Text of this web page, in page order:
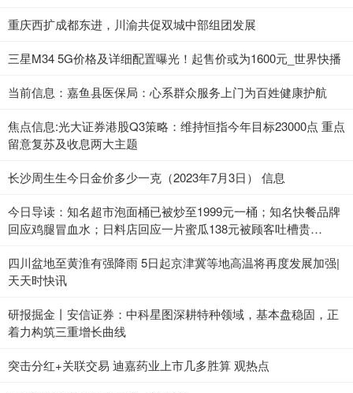
重庆西扩成都东进，川渝共促双城中部组团发展
三星M34 5G价格及详细配置曝光！起售价或为1600元_世界快播
当前信息：嘉鱼县医保局：心系群众服务上门为百姓健康护航
焦点信息:光大证券港股Q3策略：维持恒指今年目标23000点 重点
留意复苏及收息两大主题
长沙周生生今日金价多少一克（2023年7月3日） 信息
今日导读：知名超市泡面桶已被炒至1999元一桶；知名快餐品牌
回应鸡腿冒血水；日料店回应一片蜜瓜138元被顾客吐槽贵
四川盆地至黄淮有强降雨 5日起京津冀等地高温将再度发展加强|
天天时快讯
研报掘金丨安信证券：中科星图深耕特种领域，基本盘稳固，正
着力构筑三重增长曲线
突击分红+关联交易 迪嘉药业上市几多胜算 观热点